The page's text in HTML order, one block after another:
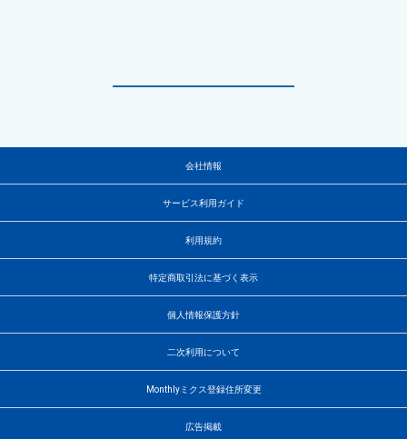
会社情報
サービス利用ガイド
利用規約
特定商取引法に基づく表示
個人情報保護方針
二次利用について
Monthlyミクス登録住所変更
広告掲載